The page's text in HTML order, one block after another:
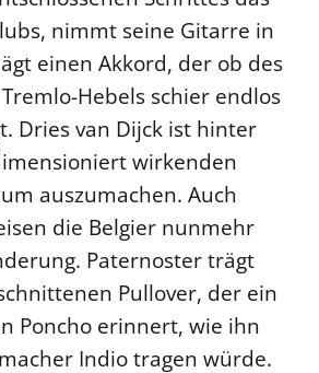
nimmt seine Gitarre in
einen Akkord, der ob des
Hebels schier endlos
Dries van Dijck ist hinter
wirkenden
auszumachen. Auch
die Belgier nunmehr
Paternoster trägt
Pullover, der ein
Poncho erinnert, wie ihn
Indio tragen würde.